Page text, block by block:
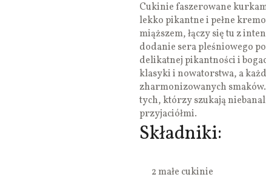
Cukinie faszerowane
lekko pikantne i pełne
miąższem, łączy się tu z
dodanie sera pleśniowego
delikatnej pikantności i
klasyki i nowatorstwa, a
zharmonizowanych
tych, którzy szukają
przyjaciółmi.
Składniki:
2 małe cukinie